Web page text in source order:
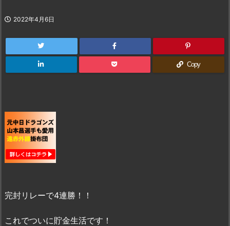
2022年4月6日
Copy
完封リレーで4連勝！！
これでついに貯金生活です！